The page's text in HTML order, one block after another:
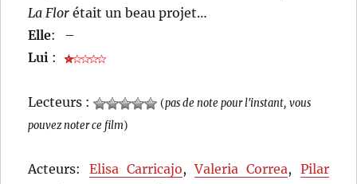
La Flor était un beau projet…
Elle:
–
Lui :
Lecteurs : (pas de note pour l'instant, vous
pouvez noter ce film)
Acteurs: Elisa Carricajo,Valeria Correa, Pilar